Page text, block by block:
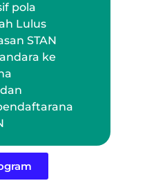
pola
Lulus
STAN
ke